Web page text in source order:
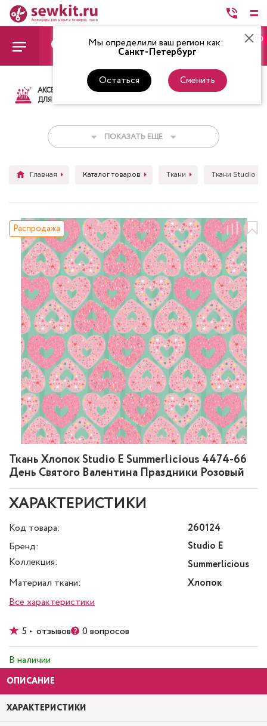
Мы определили ваш регион как:
Санкт-Петербург
Остаться Сменить
0
АКСЕССУАРЫ
ДЛЯ ШИТЬЯ
ТКАНИ НИТКИ
ПОКАЗАТЬ ЕЩЕ
Главная Каталог товаров Ткани Ткани Studio E
Ткань Хлопок Studio E Summerlicious 4474-66
День Святого Валентина Праздники Розовый
Распродажа
ХАРАКТЕРИСТИКИ
Код товара:
260124
Бренд:
Studio E
Коллекция:
Summerlicious
Материал ткани:
Хлопок
Все характеристики
5 • отзывов 0 вопросов
В наличии
ОПИСАНИЕ
ХАРАКТЕРИСТИКИ